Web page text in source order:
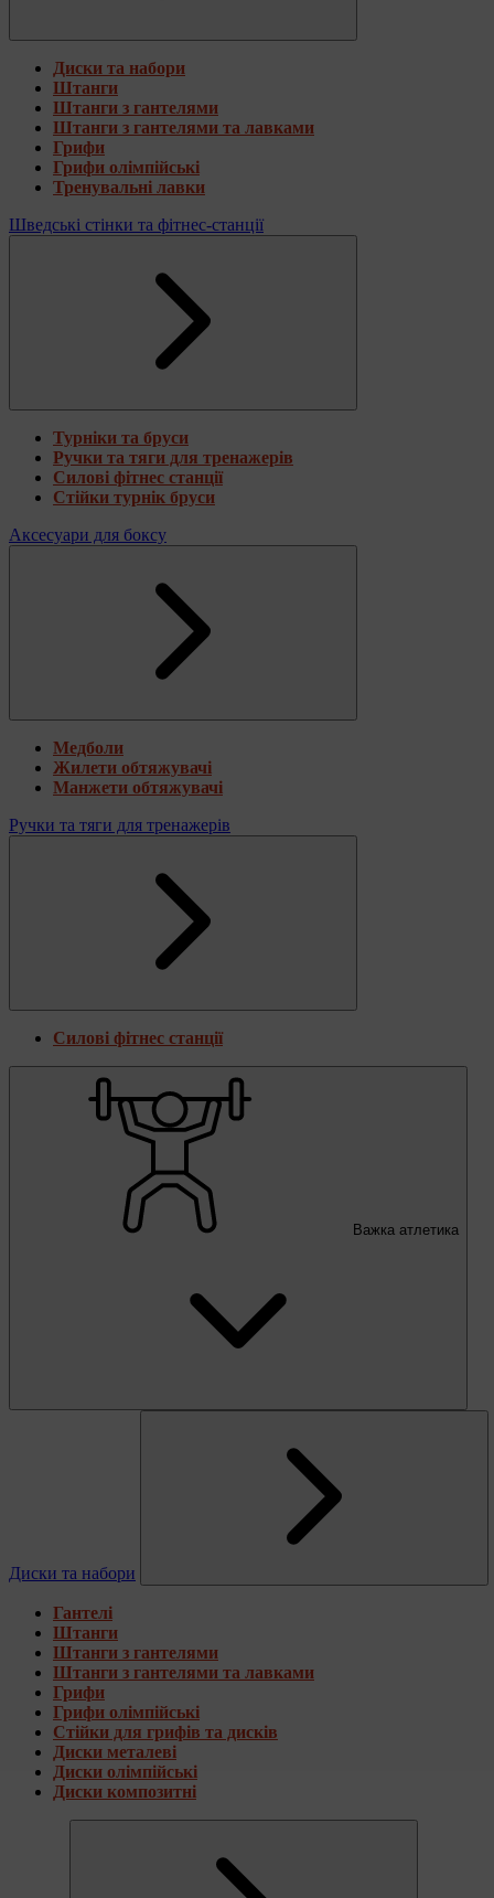
Диски та набори
Штанги
Штанги з гантелями
Штанги з гантелями та лавками
Грифи
Грифи олімпійські
Тренувальні лавки
Шведські стінки та фітнес-станції
Турніки та бруси
Ручки та тяги для тренажерів
Силові фітнес станції
Стійки турнік бруси
Аксесуари для боксу
Медболи
Жилети обтяжувачі
Манжети обтяжувачі
Ручки та тяги для тренажерів
Силові фітнес станції
Важка атлетика
Диски та набори
Гантелі
Штанги
Штанги з гантелями
Штанги з гантелями та лавками
Грифи
Грифи олімпійські
Стійки для грифів та дисків
Диски металеві
Диски олімпійські
Диски композитні